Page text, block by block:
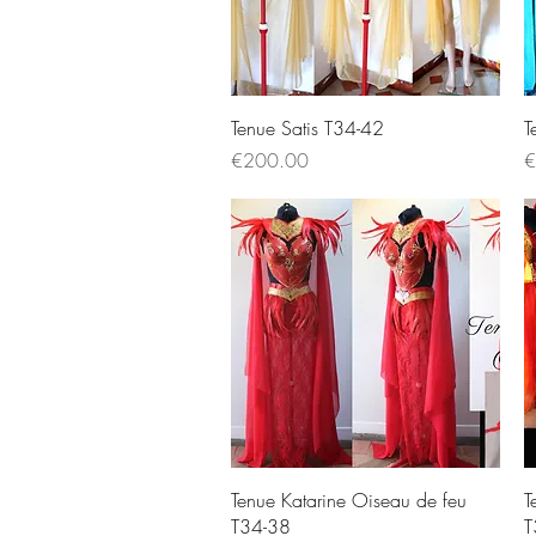
Quick View
Tenue Satis T34-42
Price
€200.00
Quick View
Tenue Katarine Oiseau de feu
T34-38